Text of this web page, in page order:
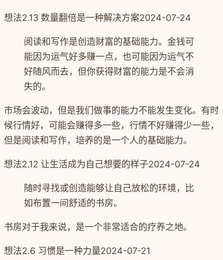
想法2.13 数量翻倍是一种解决方案2024-07-24
阅读和写作是创造财富的基础能力。金钱可
能因为运气好多赚一点，也可能因为运气不
好随风而去，但你获得财富的能力是不会消
失的。
市场会波动，但是我们做事的能力不能发生变化。有时
候行情好，可能会赚得多一些，行情不好赚得少一些，
但是阅读和写作，培养的是一个人的基础能力。
想法2.12 让生活成为自己想要的样子2024-07-24
随时寻找或创造能够让自己放松的环境，比
如布置一间舒适的书房。
书房对于我来说，是一个非常适合的疗养之地。
想法2.6 习惯是一种力量2024-07-21